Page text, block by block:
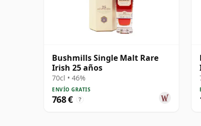
Bushmills Single Malt Rare
Irish 25 años
70cl • 46%
ENVÍO GRATIS
768 € ?